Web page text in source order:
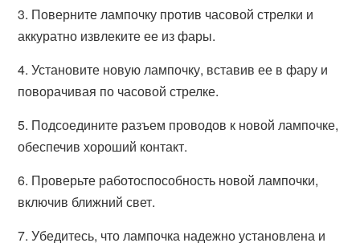
3. Поверните лампочку против часовой стрелки и
аккуратно извлеките ее из фары.
4. Установите новую лампочку, вставив ее в фару и
поворачивая по часовой стрелке.
5. Подсоедините разъем проводов к новой лампочке,
обеспечив хороший контакт.
6. Проверьте работоспособность новой лампочки,
включив ближний свет.
7. Убедитесь, что лампочка надежно установлена и